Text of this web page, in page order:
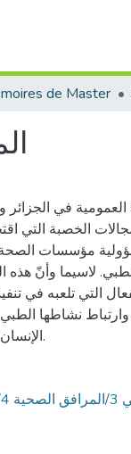
de Master
في الجزائر
الخصبة التي
مؤسسات
لاسيما وأنّ
التي تلعبه في
نشاطها الطبي
الإنسان الجسدية من جهة أخرى.